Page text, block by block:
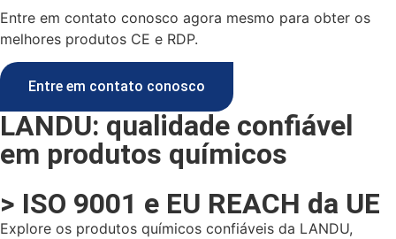
Entre em contato conosco agora mesmo para obter os
melhores produtos CE e RDP.
Entre em contato conosco
LANDU: qualidade confiável
em produtos químicos
> ISO 9001 e EU REACH da UE
Explore os produtos químicos confiáveis da LANDU,